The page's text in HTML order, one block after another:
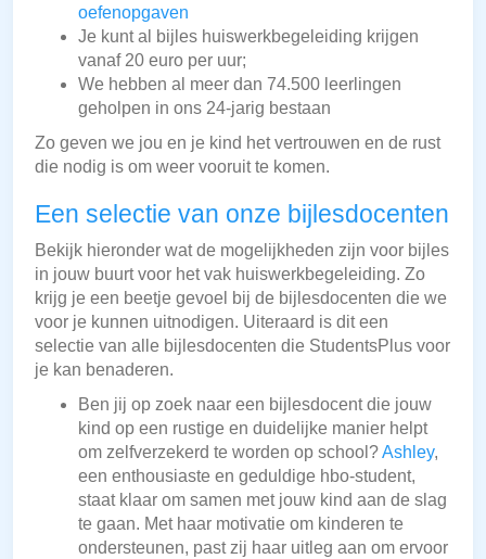
oefenopgaven
Je kunt al bijles huiswerkbegeleiding krijgen
vanaf 20 euro per uur;
We hebben al meer dan 74.500 leerlingen
geholpen in ons 24-jarig bestaan
Zo geven we jou en je kind het vertrouwen en de rust
die nodig is om weer vooruit te komen.
Een selectie van onze bijlesdocenten
Bekijk hieronder wat de mogelijkheden zijn voor bijles
in jouw buurt voor het vak huiswerkbegeleiding. Zo
krijg je een beetje gevoel bij de bijlesdocenten die we
voor je kunnen uitnodigen. Uiteraard is dit een
selectie van alle bijlesdocenten die StudentsPlus voor
je kan benaderen.
Ben jij op zoek naar een bijlesdocent die jouw
kind op een rustige en duidelijke manier helpt
om zelfverzekerd te worden op school?Ashley,
een enthousiaste en geduldige hbo-student,
staat klaar om samen met jouw kind aan de slag
te gaan. Met haar motivatie om kinderen te
ondersteunen, past zij haar uitleg aan om ervoor